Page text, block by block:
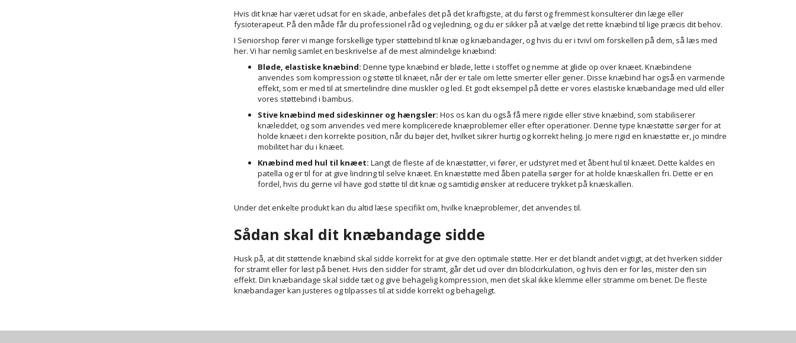
Hvis dit knæ har været udsat for en skade, anbefales det på det kraftigste, at du først og fremmest konsulterer din læge eller
fysioterapeut. På den måde får du professionel råd og vejledning, og du er sikker på at vælge det rette knæbind til lige præcis dit behov.
I Seniorshop fører vi mange forskellige typer støttebind til knæ og knæbandager, og hvis du er i tvivl om forskellen på dem, så læs med
her. Vi har nemlig samlet en beskrivelse af de mest almindelige knæbind:
Bløde, elastiske knæbind: Denne type knæbind er bløde, lette i stoffet og nemme at glide op over knæet. Knæbindene
anvendes som kompression og støtte til knæet, når der er tale om lette smerter eller gener. Disse knæbind har også en varmende
effekt, som er med til at smertelindre dine muskler og led. Et godt eksempel på dette er vores elastiske knæbandage med uld eller
vores støttebind i bambus.
Stive knæbind med sideskinner og hængsler: Hos os kan du også få mere rigide eller stive knæbind, som stabiliserer
knæleddet, og som anvendes ved mere komplicerede knæproblemer eller efter operationer. Denne type knæstøtte sørger for at
holde knæet i den korrekte position, når du bøjer det, hvilket sikrer hurtig og korrekt heling. Jo mere rigid en knæstøtte er, jo mindre
mobilitet har du i knæet.
Knæbind med hul til knæet: Langt de fleste af de knæstøtter, vi fører, er udstyret med et åbent hul til knæet. Dette kaldes en
patella og er til for at give lindring til selve knæet. En knæstøtte med åben patella sørger for at holde knæskallen fri. Dette er en
fordel, hvis du gerne vil have god støtte til dit knæ og samtidig ønsker at reducere trykket på knæskallen.
Under det enkelte produkt kan du altid læse specifikt om, hvilke knæproblemer, det anvendes til.
Sådan skal dit knæbandage sidde
Husk på, at dit støttende knæbind skal sidde korrekt for at give den optimale støtte. Her er det blandt andet vigtigt, at det hverken sidder
for stramt eller for løst på benet. Hvis den sidder for stramt, går det ud over din blodcirkulation, og hvis den er for løs, mister den sin
effekt. Din knæbandage skal sidde tæt og give behagelig kompression, men det skal ikke klemme eller stramme om benet. De fleste
knæbandager kan justeres og tilpasses til at sidde korrekt og behageligt.